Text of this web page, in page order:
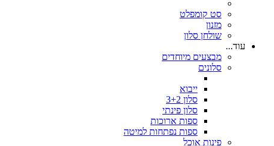
סט קומפלט
מזנון
שולחן סלון
עוד...
מבצעים מיוחדים
סלונים
ייבוא
סלון 3+2
סלון פינתי
ספות ארוכות
ספות נפתחות למיטה
פינות אוכל